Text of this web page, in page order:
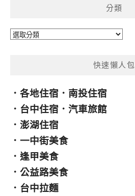
分類
分
快速懶人包
． 各地住宿 ． 南投住宿
． 台中住宿 ． 汽車旅館
． 澎湖住宿
． 一中街美食
． 逢甲美食
． 公益路美食
． 台中拉麵